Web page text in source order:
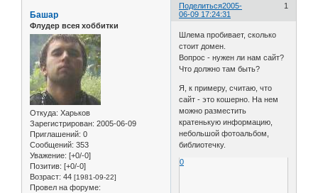
Поделиться 1
2005-
06-09 17:24:31
Башар
Флудер всея хоббитки
Откуда: Харьков
Зарегистрирован: 2005-06-09
Приглашений: 0
Сообщений: 353
Уважение: [+0/-0]
Позитив: [+0/-0]
Возраст: 44 [1981-09-22]
Провел на форуме:
Шлема пробивает, сколько
стоит домен.
Вопрос - нужен ли нам сайт?
Что должно там быть?
Я, к примеру, считаю, что
сайт - это кошерно. На нем
можно разместить
кратенькую информацию,
небольшой фотоальбом,
библиотечку.
0